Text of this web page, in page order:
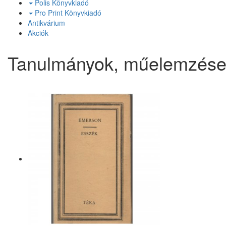
Polis Könyvkiadó
Pro Print Könyvkiadó
Antikvárium
Akciók
Tanulmányok,